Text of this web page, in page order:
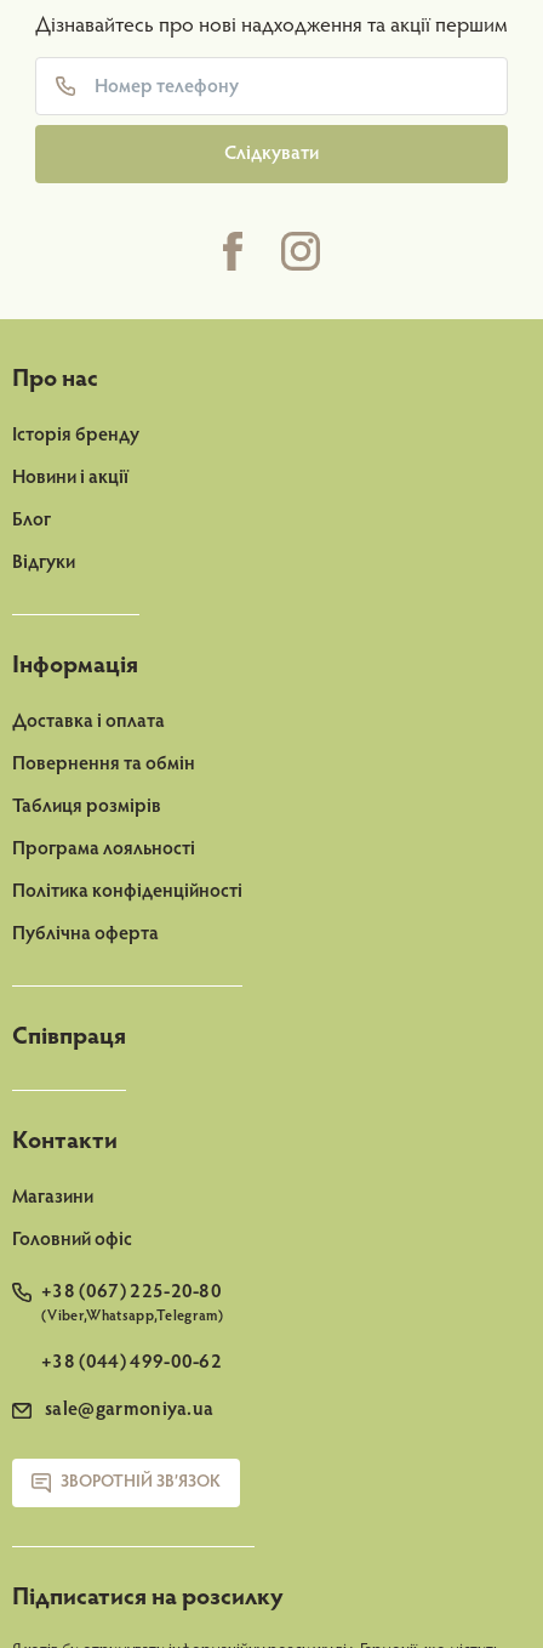
Дізнавайтесь про нові надходження та акції першим
Слідкувати
Про нас
Історія бренду
Новини і акції
Блог
Відгуки
Інформація
Доставка і оплата
Повернення та обмін
Таблиця розмірів
Програма лояльності
Політика конфіденційності
Публічна оферта
Співпраця
Контакти
Магазини
Головний офіс
+38 (067) 225-20-80
(Viber,Whatsapp,Telegram)
+38 (044) 499-00-62
sale@garmoniya.ua
ЗВОРОТНІЙ ЗВ’ЯЗОК
Підписатися на розсилку